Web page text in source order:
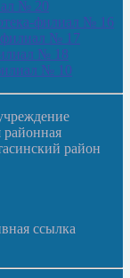
№ 20
филиал № 16
филиал № 17
№ 18
№ 10
районная
район
ссылка